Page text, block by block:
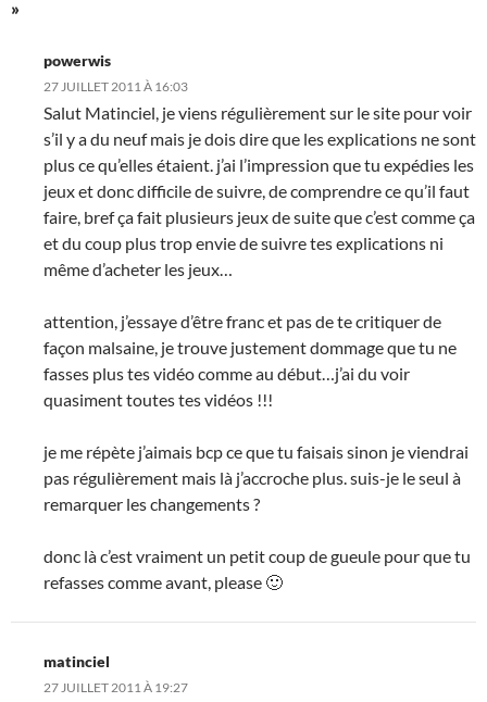
»
powerwis
27 JUILLET 2011 À 16:03
Salut Matinciel, je viens régulièrement sur le site pour voir
s’il y a du neuf mais je dois dire que les explications ne sont
plus ce qu’elles étaient. j’ai l’impression que tu expédies les
jeux et donc difficile de suivre, de comprendre ce qu’il faut
faire, bref ça fait plusieurs jeux de suite que c’est comme ça
et du coup plus trop envie de suivre tes explications ni
même d’acheter les jeux…
attention, j’essaye d’être franc et pas de te critiquer de
façon malsaine, je trouve justement dommage que tu ne
fasses plus tes vidéo comme au début…j’ai du voir
quasiment toutes tes vidéos !!!
je me répète j’aimais bcp ce que tu faisais sinon je viendrai
pas régulièrement mais là j’accroche plus. suis-je le seul à
remarquer les changements ?
donc là c’est vraiment un petit coup de gueule pour que tu
refasses comme avant, please 🙂
matinciel
27 JUILLET 2011 À 19:27